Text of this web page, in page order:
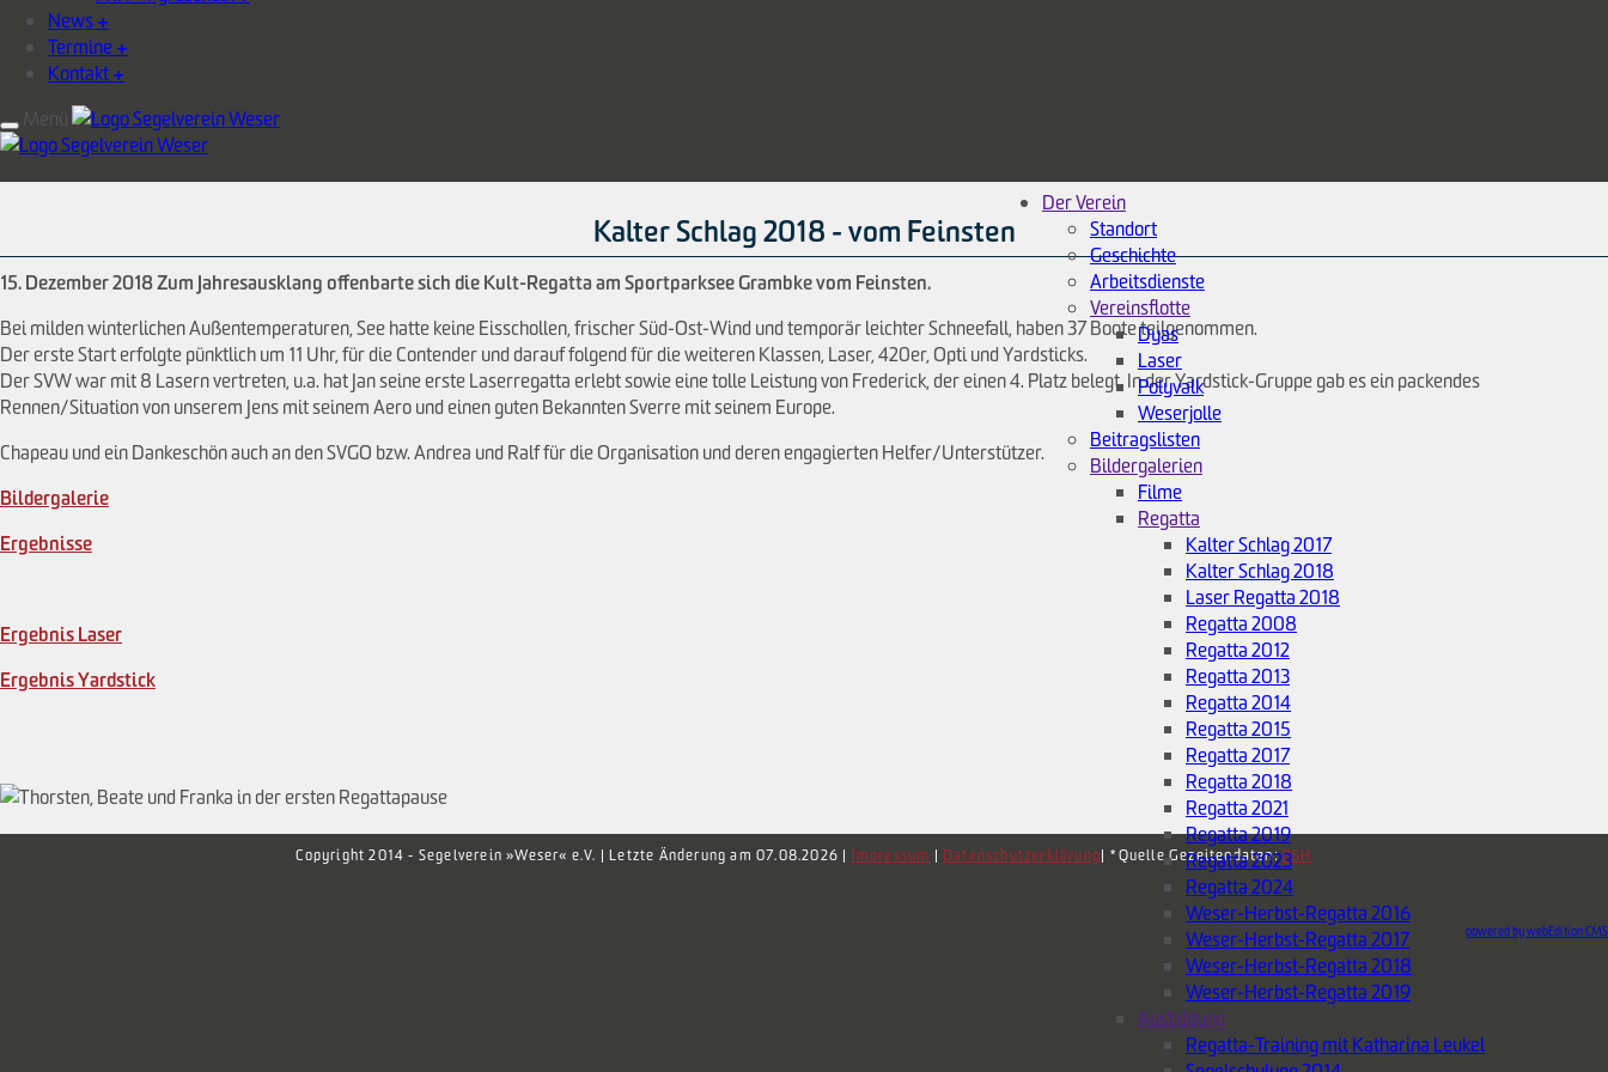
News+
Termine+
Kontakt+
Der Verein
Standort
Geschichte
Arbeitsdienste
Vereinsflotte
Dyas
Laser
Polyvalk
Weserjolle
Beitragslisten
Bildergalerien
Filme
Regatta
Kalter Schlag 2017
Kalter Schlag 2018
Laser Regatta 2018
Regatta 2008
Regatta 2012
Regatta 2013
Regatta 2014
Regatta 2015
Regatta 2017
Regatta 2018
Regatta 2021
Regatta 2019
Regatta 2023
Regatta 2024
Weser-Herbst-Regatta 2016
Weser-Herbst-Regatta 2017
Weser-Herbst-Regatta 2018
Weser-Herbst-Regatta 2019
Ausbildung
Regatta-Training mit Katharina Leukel
Kalter Schlag 2018 - vom Feinsten
15. Dezember 2018Zum Jahresausklang offenbarte sich die Kult-Regatta am Sportparksee Grambke vom Feinsten.
Bei milden winterlichen Außentemperaturen, See hatte keine Eisschollen, frischer Süd-Ost-Wind und temporär leichter Schneefall, haben 37 Boote teilgenommen.
Der erste Start erfolgte pünktlich um 11 Uhr, für die Contender und darauf folgend für die weiteren Klassen, Laser, 420er, Opti und Yardsticks.
Der SVW war mit 8 Lasern vertreten, u.a. hat Jan seine erste Laserregatta erlebt sowie eine tolle Leistung von Frederick, der einen 4. Platz belegt. In der Yardstick-Gruppe gab es ein packendes
Rennen/Situation von unserem Jens mit seinem Aero und einen guten Bekannten Sverre mit seinem Europe.
Chapeau und ein Dankeschön auch an den SVGO bzw. Andrea und Ralf für die Organisation und deren engagierten Helfer/Unterstützer.
Bildergalerie
Ergebnisse
Ergebnis Laser
Ergebnis Yardstick
Copyright 2014 - Segelverein »Weser« e.V. | Letzte Änderung am 07.08.2026 | Impressum | Datenschutzerklärung| *Quelle Gezeitendaten:BSH
powered by webEdition CMS